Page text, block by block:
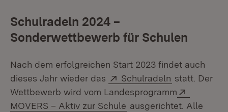
Schulradeln 2024 –
Sonderwettbewerb für Schulen
Nach dem erfolgreichen Start 2023 findet auch
dieses Jahr wieder das
Extern:
Schulradeln (Öffnet in
statt. Der
Wettbewerb wird vom Landesprogramm
MOVERS – Aktiv zur Schule (Öffnet in neuem
ausgerichtet. Alle